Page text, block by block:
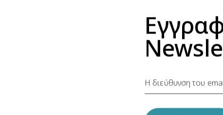
χωρικός σχεδιασμός (Placemaking &